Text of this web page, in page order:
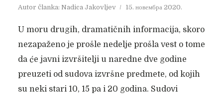
Autor članka: Nadica Jakovljev 15. новембра 2020.
U moru drugih, dramatičnih informacija, skoro
nezapaženo je prošle nedelje prošla vest o tome
da će javni izvršitelji u naredne dve godine
preuzeti od sudova izvršne predmete, od kojih
su neki stari 10, 15 pa i 20 godina. Sudovi